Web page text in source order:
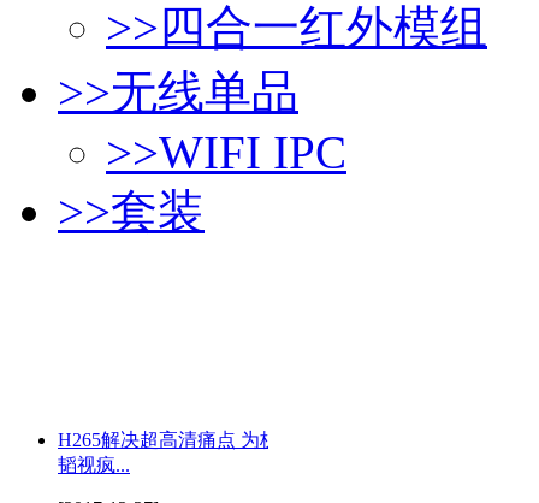
>>四合一红外模组
>>无线单品
>>WIFI IPC
>>套装
H265解决超高清痛点 为杭州
韬视疯...